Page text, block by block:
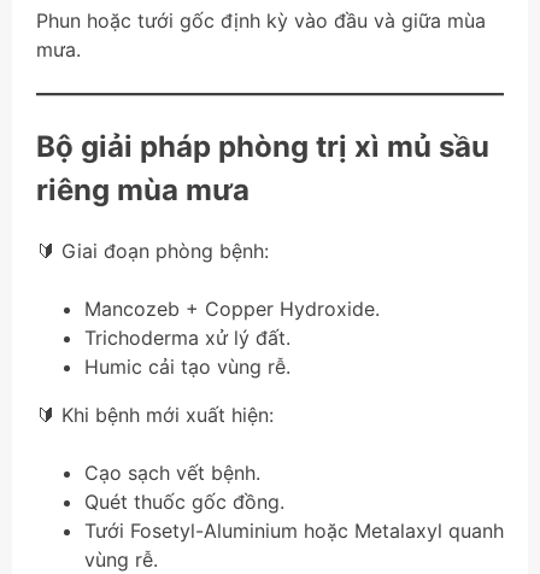
Phun hoặc tưới gốc định kỳ vào đầu và giữa mùa
mưa.
Bộ giải pháp phòng trị xì mủ sầu
riêng mùa mưa
🔰 Giai đoạn phòng bệnh:
Mancozeb + Copper Hydroxide.
Trichoderma xử lý đất.
Humic cải tạo vùng rễ.
🔰 Khi bệnh mới xuất hiện:
Cạo sạch vết bệnh.
Quét thuốc gốc đồng.
Tưới Fosetyl-Aluminium hoặc Metalaxyl quanh
vùng rễ.